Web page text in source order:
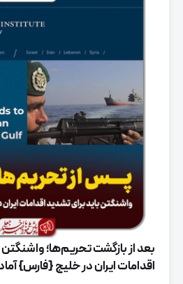
بعد از بازگشت تحریم‌ها؛ واشنگتن
اقدامات ایران در خلیج {فارس}